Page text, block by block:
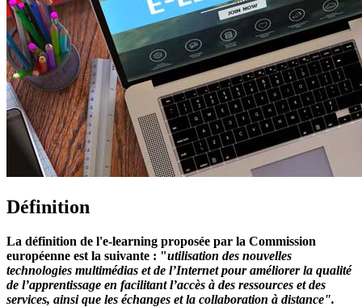
Définition
La définition de l'e-learning proposée par la Commission
européenne est la suivante : "utilisation des nouvelles
technologies multimédias et de l’Internet pour améliorer la qualité
de l’apprentissage en facilitant l’accès à des ressources et des
services, ainsi que les échanges et la collaboration à distance".